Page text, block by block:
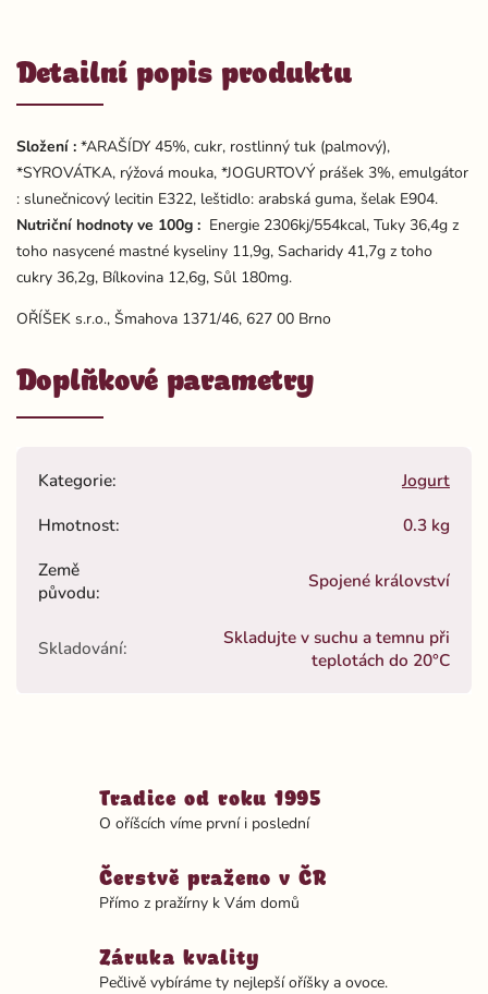
Tradice od roku 1995
O oříšcích víme první i poslední
Čerstvě praženo v ČR
Přímo z pražírny k Vám domů
Záruka kvality
Pečlivě vybíráme ty nejlepší oříšky a ovoce.
Detailní popis produktu
Složení : *ARAŠÍDY 45%, cukr, rostlinný tuk (palmový),
*SYROVÁTKA, rýžová mouka, *JOGURTOVÝ prášek 3%, emulgátor
: slunečnicový lecitin E322, leštidlo: arabská guma, šelak E904.
Nutriční hodnoty ve 100g : Energie 2306kj/554kcal, Tuky 36,4g z
toho nasycené mastné kyseliny 11,9g, Sacharidy 41,7g z toho
cukry 36,2g, Bílkovina 12,6g, Sůl 180mg.
OŘÍŠEK s.r.o., Šmahova 1371/46, 627 00 Brno
Doplňkové parametry
Kategorie:
Jogurt
Hmotnost:
0.3 kg
Země
původu:
Spojené království
Skladování:
Skladujte v suchu a temnu při
teplotách do 20°C